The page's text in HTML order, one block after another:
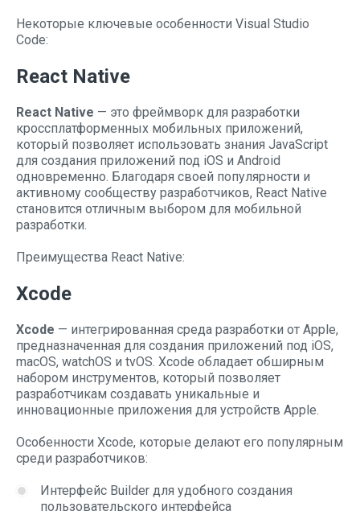
Некоторые ключевые особенности Visual Studio
Code:
React Native
React Native — это фреймворк для разработки
кроссплатформенных мобильных приложений,
который позволяет использовать знания JavaScript
для создания приложений под iOS и Android
одновременно. Благодаря своей популярности и
активному сообществу разработчиков, React Native
становится отличным выбором для мобильной
разработки.
Преимущества React Native:
Xcode
Xcode — интегрированная среда разработки от Apple,
предназначенная для создания приложений под iOS,
macOS, watchOS и tvOS. Xcode обладает обширным
набором инструментов, который позволяет
разработчикам создавать уникальные и
инновационные приложения для устройств Apple.
Особенности Xcode, которые делают его популярным
среди разработчиков:
Интерфейс Builder для удобного создания
пользовательского интерфейса